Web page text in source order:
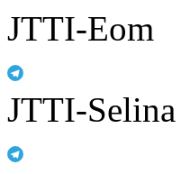
JTTI-Eom
JTTI-Selina